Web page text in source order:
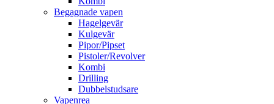
Begagnade vapen
Hagelgevär
Kulgevär
Pipor/Pipset
Pistoler/Revolver
Kombi
Drilling
Dubbelstudsare
Vapenrea